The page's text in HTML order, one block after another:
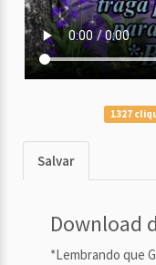
1327
Salvar
Download
*Lembrando que